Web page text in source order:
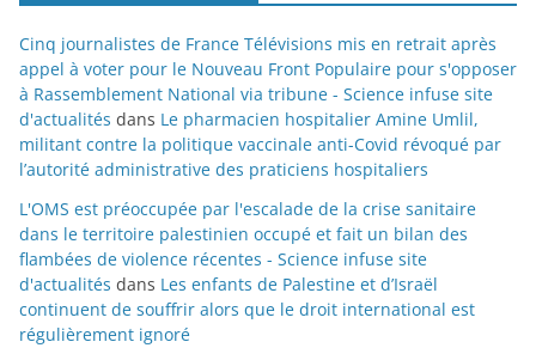
Cinq journalistes de France Télévisions mis en retrait après
appel à voter pour le Nouveau Front Populaire pour s'opposer
à Rassemblement National via tribune - Science infuse site
d'actualités dans Le pharmacien hospitalier Amine Umlil,
militant contre la politique vaccinale anti-Covid révoqué par
l’autorité administrative des praticiens hospitaliers
L'OMS est préoccupée par l'escalade de la crise sanitaire
dans le territoire palestinien occupé et fait un bilan des
flambées de violence récentes - Science infuse site
d'actualités dans Les enfants de Palestine et d’Israël
continuent de souffrir alors que le droit international est
régulièrement ignoré